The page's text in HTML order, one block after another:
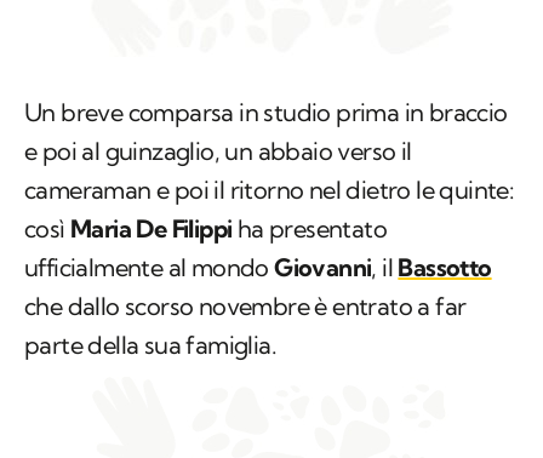
Un breve comparsa in studio prima in braccio
e poi al guinzaglio, un abbaio verso il
cameraman e poi il ritorno nel dietro le quinte:
così Maria De Filippi ha presentato
ufficialmente al mondoGiovanni, il Bassotto
che dallo scorso novembre è entrato a far
parte della sua famiglia.